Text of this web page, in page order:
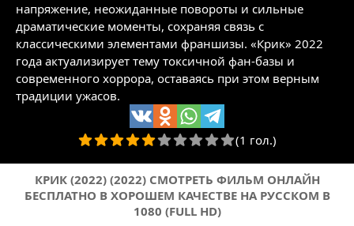
напряжение, неожиданные повороты и сильные
драматические моменты, сохраняя связь с
классическими элементами франшизы. «Крик» 2022
года актуализирует тему токсичной фан-базы и
современного хоррора, оставаясь при этом верным
традиции ужасов.
(1 гол.)
КРИК (2022) (2022) СМОТРЕТЬ ФИЛЬМ ОНЛАЙН
БЕСПЛАТНО В ХОРОШЕМ КАЧЕСТВЕ НА РУССКОМ В
1080 (FULL HD)